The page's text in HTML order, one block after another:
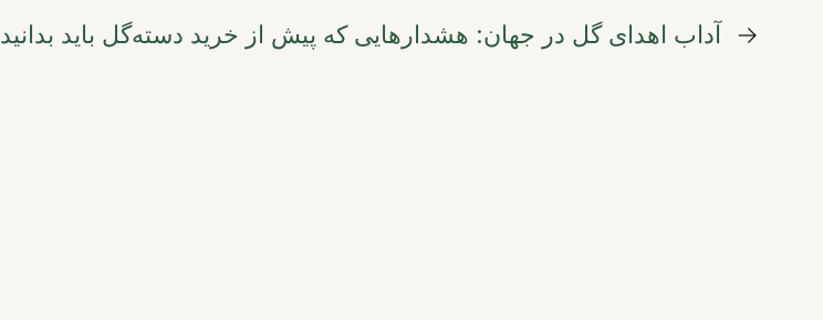
آداب اهدای گل در جهان: هشدارهایی که پیش از خرید دسته‌گل باید بدانید →